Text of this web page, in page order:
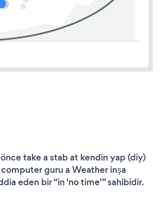
take a stab at kendin yap (diy)
guru a Weather inşa
eden bir “in 'no time'” sahibidir.